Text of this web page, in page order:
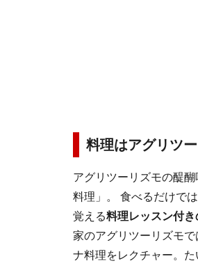
料理はアグリツ
アグリツーリズモの醍
料理」。 食べるだけで
覚える料理レッスン付
家のアグリツーリズモ
ナ料理をレクチャー。た